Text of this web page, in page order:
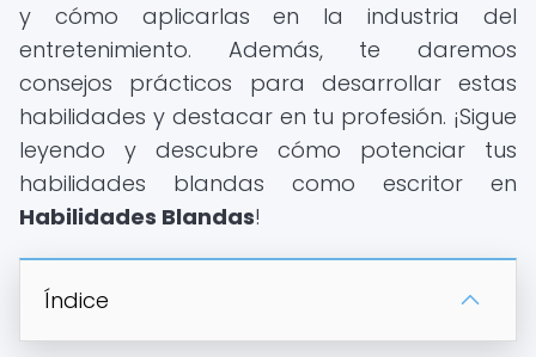
y cómo aplicarlas en la industria del
entretenimiento. Además, te daremos
consejos prácticos para desarrollar estas
habilidades y destacar en tu profesión. ¡Sigue
leyendo y descubre cómo potenciar tus
habilidades blandas como escritor en
Habilidades Blandas!
Índice